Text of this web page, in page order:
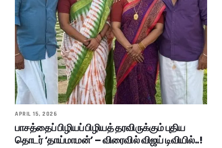
APRIL 15, 2026
பாசத்தைப் பிழியப் பிழியத் தரவிருக்கும் புதிய
தொடர் ‘தாய்மாமன்’ – விரைவில் விஜய் டிவியில்..!